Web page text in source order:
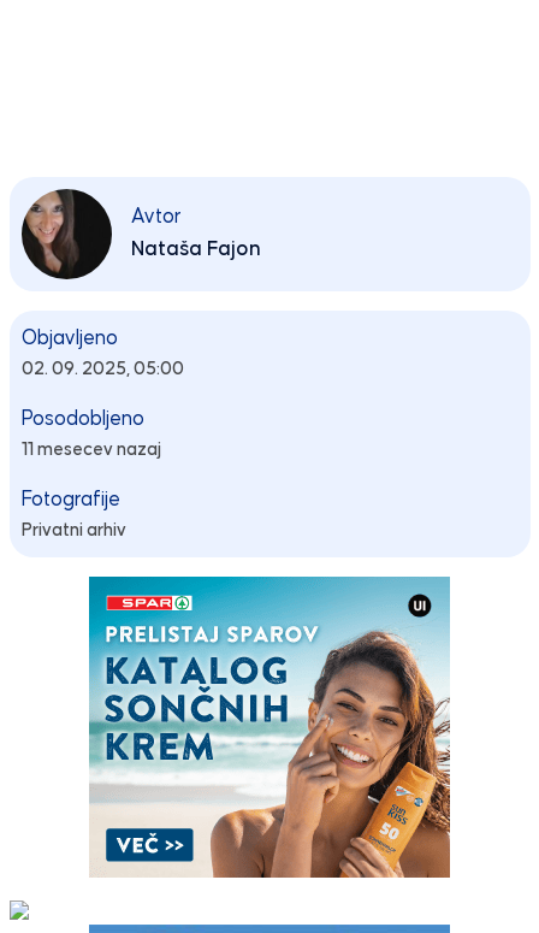
Avtor
Nataša Fajon
Objavljeno
02. 09. 2025, 05:00
Posodobljeno
11 mesecev nazaj
Fotografije
Privatni arhiv